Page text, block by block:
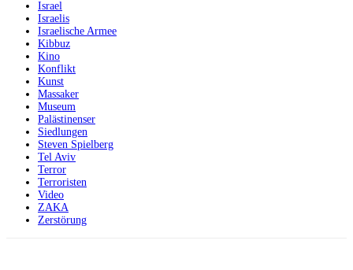
Israel
Israelis
Israelische Armee
Kibbuz
Kino
Konflikt
Kunst
Massaker
Museum
Palästinenser
Siedlungen
Steven Spielberg
Tel Aviv
Terror
Terroristen
Video
ZAKA
Zerstörung